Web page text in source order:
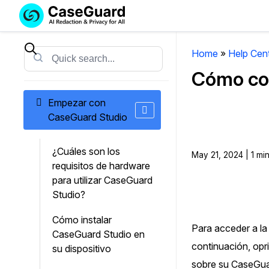
Servicios
CASEGUARD
SUBCONTRATE
SUS
REDACCIONES
Precios de Redacción a
Soluciones
Search
Empezar con
CaseGuard Studio
¿Cuáles son los
requisitos de hardware
para utilizar CaseGuard
Studio?
Cómo instalar
CaseGuard Studio en
su dispositivo
Home» Help
Cómo
May 21, 2024 | 1
Para acceder a la
continuación,
sobre su